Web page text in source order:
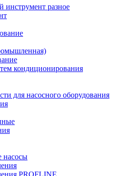
инструмент разное
кондиционирования
для насосного оборудования
насосы
PROFLINE